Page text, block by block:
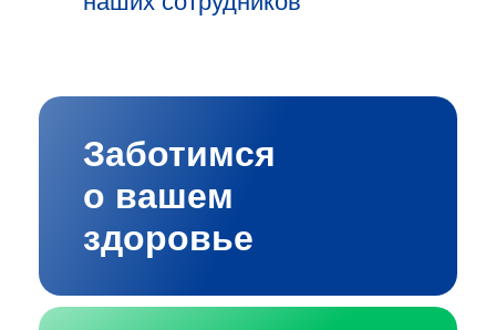
Заботимся
о вашем
здоровье